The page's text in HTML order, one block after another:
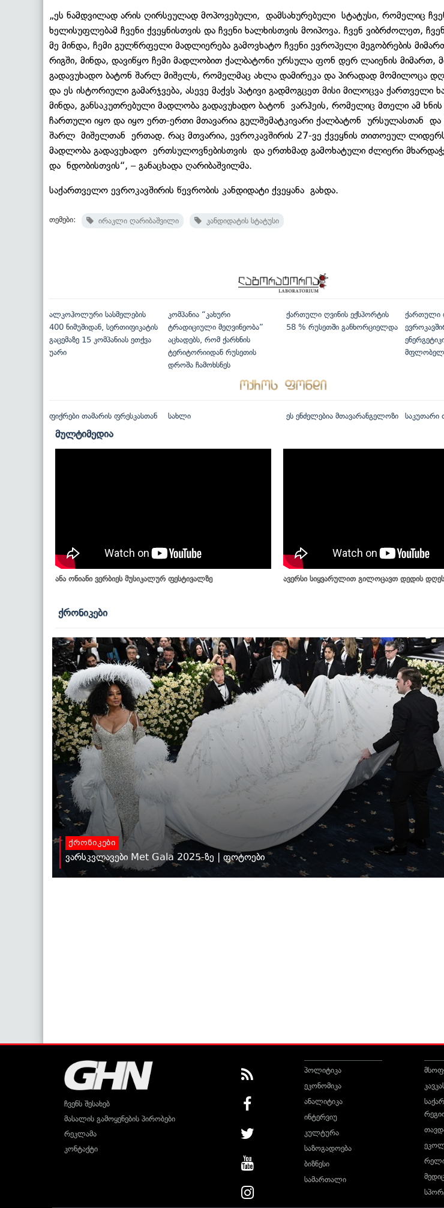
„ეს ნამდვილად არის ღირსეულად მოპოვებული, დამსახურებული სტატუსი, რომელიც
ხელისუფლებამ ჩვენი ქვეყნისთვის და ჩვენი ხალხისთვის მოიპოვა. ჩვენ ვიბრძოლეთ,
მე მინდა, ჩემი გულწრფელი მადლიერება გამოვხატო ჩვენი ევროპელი მეგობრების
რიგში, მინდა, დავიწყო ჩემი მადლობით ქალბატონი ურსულა ფონ დერ ლაიენის მიმართ,
გადავუხადო ბატონ შარლ მიშელს, რომელმაც ახლა დამირეკა და პირადად მომილოცა
და ეს ისტორიული გამარჯვება, ასევე მაქვს პატივი გადმოგცეთ მისი მილოცვა ქართველი
მინდა, განსაკუთრებული მადლობა გადავუხადო ბატონ ვარჰეის, რომელიც მთელი ამ ხნის
ჩართული იყო და იყო ერთ-ერთი მთავარია გულშემატკივარი ქალბატონ ურსულასთან და
შარლ მიშელთან ერთად. რაც მთვარია, ევროკავშირის 27-ვე ქვეყნის თითოეულ
მადლობა გადავუხადო ერთსულოვნებისთვის და ერთხმად გამოხატული ძლიერი
და ნდობისთვის“, – განაცხადა ღარიბაშვილმა.
საქართველო ევროკავშირის წევრობის კანდიდატი ქვეყანა გახდა.
თემები: ირაკლი ღარიბაშვილი კანდიდატის სტატუსი
ალკოჰოლური სასმელების
400 ნიმუშიდან, სერთიფიკატის
გაცემაზე 15 კომპანიას ეთქვა
უარი
კომპანია “კახური
ტრადიციული მეღვინეობა”
აცხადებს, რომ ქარხნის
ტერიტორიიდან რუსეთის
დროშა ჩამოხსნეს
ქართული ღვინის ექსპორტის
58 % რუსეთში განხორციელდა
ქართული
ფიქრები თამარის ფრესკასთან სახლი ეს ენძელებია მთავარანგელოზი საკუთარი
მულტიმედია
ანა ონიანი ვერბიეს მუსიკალურ ფესტივალზე ავერსი სიყვარულით გილოცავთ დედის
ქრონიკები
ქრონიკები
ვარსკვლავები Met Gala 2025-ზე | ფოტოები
ჩვენს შესახებ
მასალის გამოყენების პირობები
რეკლამა
კონტაქტი
პოლიტიკა
ეკონომიკა
ანალიტიკა
ინტერვიუ
კულტურა
საზოგადოება
ბიზნესი
სამართალი